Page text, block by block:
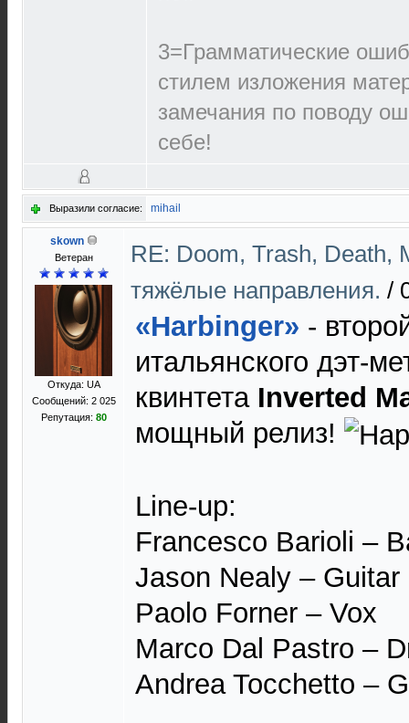
3=Грамматические
стилем изложения
замечания по поводу
себе!
Выразили согласие: mihail
skown
Ветеран
Откуда: UA
Сообщений: 2 025
Репутация: 80
RE: Doom, Trash, Death,
тяжёлые направления. /
«Harbinger» -
итальянского дэт-
квинтета Inverted
мощный релиз!
Line-up:
Francesco Barioli –
Jason Nealy – Guitar
Paolo Forner – Vox
Marco Dal Pastro –
Andrea Tocchetto –